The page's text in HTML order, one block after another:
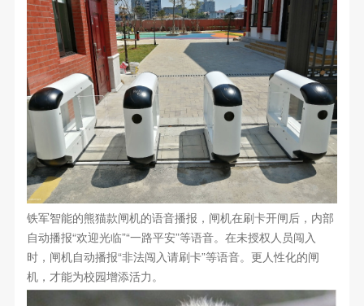
铁军智能的熊猫款闸机的语音播报，闸机在刷卡开闸后，内部
自动播报“欢迎光临”“一路平安”等语音。在未授权人员闯入
时，闸机自动播报“非法闯入请刷卡”等语音。更人性化的闸
机，才能为校园增添活力。